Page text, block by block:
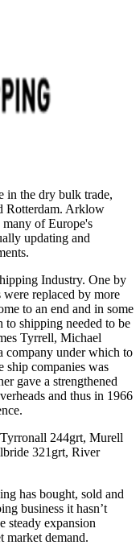
in the dry bulk trade,
Rotterdam. Arklow
of Europe's
updating and
Industry. One by
replaced by more
to an end and in some
to shipping needed to be
Tyrrell, Michael
company under which to
ship companies was
gave a strengthened
and thus in 1966
244grt, Murell
321grt, River
has bought, sold and
business it hasn’t
steady expansion
market demand.